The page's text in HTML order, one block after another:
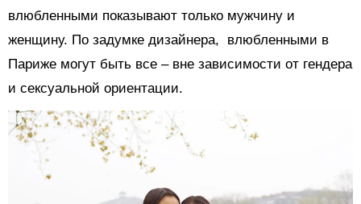
влюбленными показывают только мужчину и
женщину. По задумке дизайнера, влюбленными в
Париже могут быть все – вне зависимости от гендера
и сексуальной ориентации.